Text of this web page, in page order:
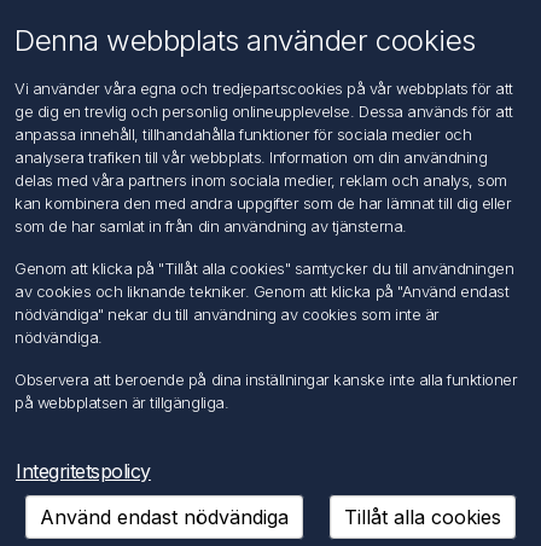
Kontakta oss
Kundtjänst
Sök
Mitt konto
Mina ordrar
Mina adresser
Följ oss
Copyright © 2026 FÖRCH Sverige AB. Alla rättigheter reserverade.
Powered bynopCommerce
Denna webbplats använder cookies
Vi använder våra egna och tredjepartscookies på vår webbplats för att
ge dig en trevlig och personlig onlineupplevelse. Dessa används för att
anpassa innehåll, tillhandahålla funktioner för sociala medier och
analysera trafiken till vår webbplats. Information om din användning
delas med våra partners inom sociala medier, reklam och analys, som
kan kombinera den med andra uppgifter som de har lämnat till dig eller
som de har samlat in från din användning av tjänsterna.
Genom att klicka på "Tillåt alla cookies" samtycker du till användningen
av cookies och liknande tekniker. Genom att klicka på "Använd endast
nödvändiga" nekar du till användning av cookies som inte är
nödvändiga.
Observera att beroende på dina inställningar kanske inte alla funktioner
på webbplatsen är tillgängliga.
Integritetspolicy
Använd endast nödvändiga
Tillåt alla cookies